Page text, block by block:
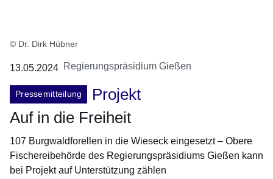
© Dr. Dirk Hübner
13.05.2024 Regierungspräsidium Gießen
Pressemitteilung
Projekt
Auf in die Freiheit
107 Burgwaldforellen in die Wieseck eingesetzt – Obere
Fischereibehörde des Regierungspräsidiums Gießen kann
bei Projekt auf Unterstützung zählen